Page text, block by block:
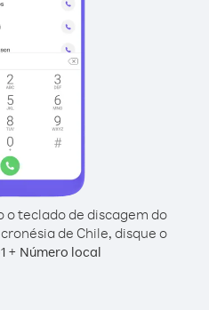
o teclado de discagem do
de Chile, disque o
+ Número local